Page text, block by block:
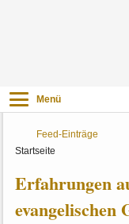
Menü
Feed-Einträge
Startseite
Erfahrungen
evangelischen